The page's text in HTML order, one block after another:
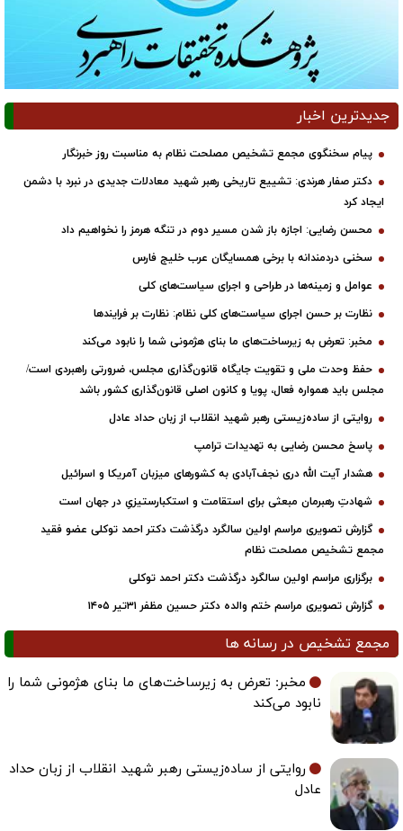
جدیدترین اخبار
پیام سخنگوی مجمع تشخیص مصلحت نظام به مناسبت روز خبرنگار
دکتر صفار هرندی: تشییع تاریخی رهبر شهید معادلات جدیدی در نبرد با دشمن
ایجاد کرد
محسن رضایی: اجازه باز شدن مسیر دوم در تنگه هرمز را نخواهیم داد
سخنی دردمندانه با برخی همسایگان عرب خلیج فارس
عوامل و زمینه‌ها در طراحی و اجرای سیاست‌های کلی
نظارت بر حسن اجرای سیاست‌های کلی نظام: نظارت بر فرایندها
مخبر: تعرض به زیرساخت‌های ما بنای هژمونی شما را نابود می‌کند
حفظ وحدت ملی و تقویت جایگاه قانون‌گذاری مجلس، ضرورتی راهبردی است/
مجلس باید همواره فعال، پویا و کانون اصلی قانون‌گذاری کشور باشد
روایتی از ساده‌زیستی رهبر شهید انقلاب از زبان حداد عادل
پاسخ محسن رضایی به تهدیدات ترامپ
هشدار آیت الله دری نجف‌آبادی به کشورهای میزبان آمریکا و اسرائیل
شهادتِ رهبرمان مبعثی برای استقامت و استکبارستیزیِ در جهان است
گزارش تصویری مراسم اولین سالگرد درگذشت دکتر احمد توکلی عضو فقید
مجمع تشخیص مصلحت نظام
برگزاری مراسم اولین سالگرد درگذشت دکتر احمد توکلی
گزارش تصویری مراسم ختم والده دکتر حسین مظفر ۳۱تیر ۱۴۰۵
مجمع تشخیص در رسانه ها
مخبر: تعرض به زیرساخت‌های ما بنای هژمونی شما را
نابود می‌کند
روایتی از ساده‌زیستی رهبر شهید انقلاب از زبان حداد
عادل